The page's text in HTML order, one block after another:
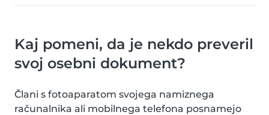
Kaj pomeni, da je nekdo preveril
svoj osebni dokument?
Člani s fotoaparatom svojega namiznega
računalnika ali mobilnega telefona posnamejo